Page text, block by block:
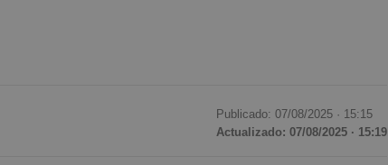
Publicado: 07/08/2025 · 15:15
Actualizado: 07/08/2025 · 15:19